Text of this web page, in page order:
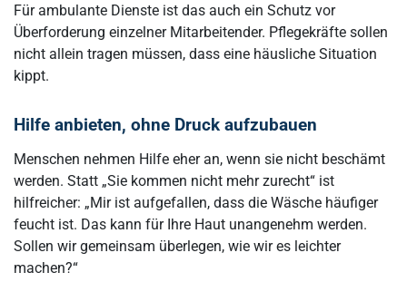
Für ambulante Dienste ist das auch ein Schutz vor
Überforderung einzelner Mitarbeitender. Pflegekräfte sollen
nicht allein tragen müssen, dass eine häusliche Situation
kippt.
Hilfe anbieten, ohne Druck aufzubauen
Menschen nehmen Hilfe eher an, wenn sie nicht beschämt
werden. Statt „Sie kommen nicht mehr zurecht“ ist
hilfreicher: „Mir ist aufgefallen, dass die Wäsche häufiger
feucht ist. Das kann für Ihre Haut unangenehm werden.
Sollen wir gemeinsam überlegen, wie wir es leichter
machen?“